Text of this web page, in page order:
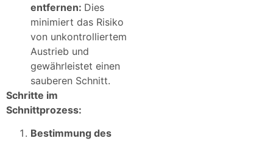
entfernen: Dies
minimiert das Risiko
von unkontrolliertem
Austrieb und
gewährleistet einen
sauberen Schnitt.
Schritte im
Schnittprozess:
Bestimmung des